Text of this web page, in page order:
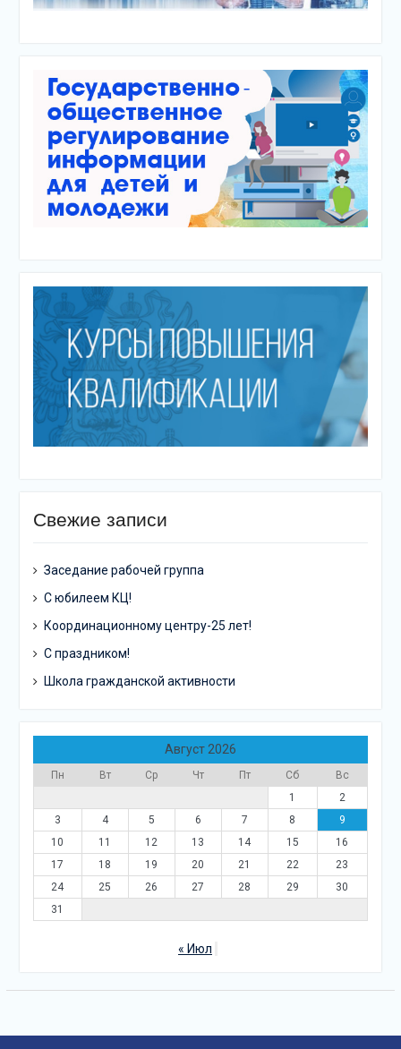
Свежие записи
Заседание рабочей группа
С юбилеем КЦ!
Координационному центру-25 лет!
С праздником!
Школа гражданской активности
Август 2026
Пн Вт Ср Чт Пт Сб
Вс
1
2
3
4 5 6 7 8
9
10
11 12 13 14 15
16
17
18 19 20 21 22
23
24
25 26 27 28 29
30
31
« Июл